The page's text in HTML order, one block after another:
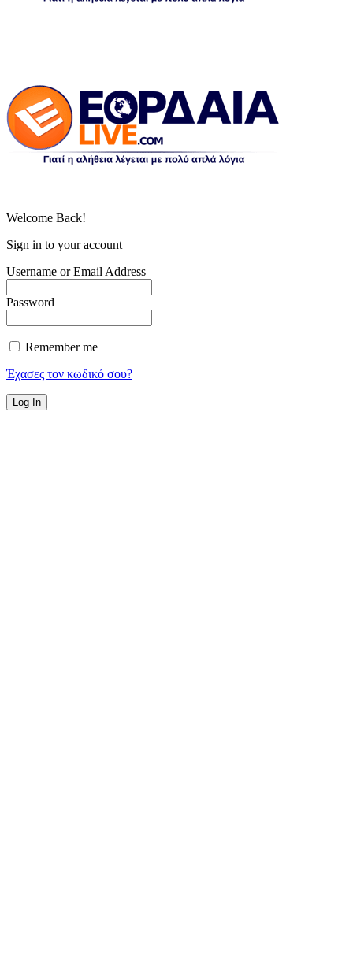
Welcome Back!
Sign in to your account
Username or Email Address
Password
Remember me
Έχασες τον κωδικό σου?